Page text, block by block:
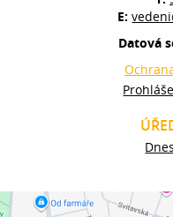
E:
Datová